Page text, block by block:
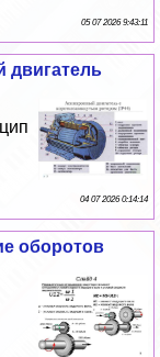
05 07 2026 9:43:11
двигатель
04 07 2026 0:14:14
оборотов